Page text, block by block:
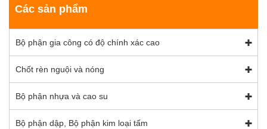
Các sản phẩm
Bộ phận gia công có độ chính xác cao
Chốt rèn nguội và nóng
Bộ phận nhựa và cao su
Bộ phận dập, Bộ phận kim loại tấm